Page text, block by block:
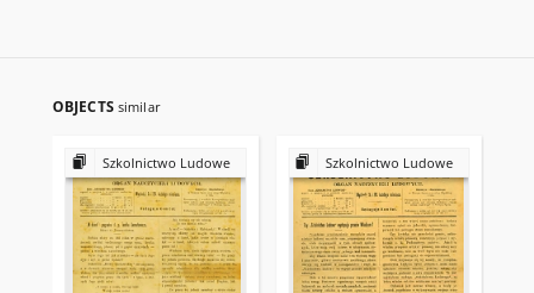
OBJECTS similar
Szkolnictwo Ludowe Szkolnictwo Ludowe